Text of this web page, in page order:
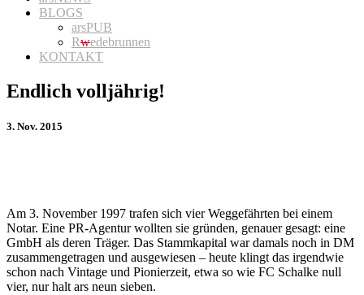
BLOGS
arsPUB
Rwedebrunnen
KONTAKT
Endlich volljährig!
3. Nov. 2015
Am 3. November 1997 trafen sich vier Weggefährten bei einem
Notar. Eine PR-Agentur wollten sie gründen, genauer gesagt: eine
GmbH als deren Träger. Das Stammkapital war damals noch in DM
zusammengetragen und ausgewiesen ‒ heute klingt das irgendwie
schon nach Vintage und Pionierzeit, etwa so wie FC Schalke null
vier, nur halt ars neun sieben.